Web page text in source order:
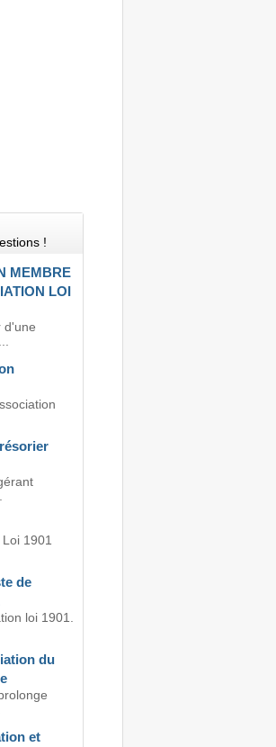
!
MEMBRE
LOI
d'une
1901
de
loi 1901.
du
et